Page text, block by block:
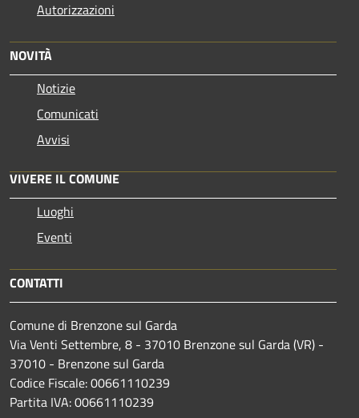
Autorizzazioni
NOVITÀ
Notizie
Comunicati
Avvisi
VIVERE IL COMUNE
Luoghi
Eventi
CONTATTI
Comune di Brenzone sul Garda
Via Venti Settembre, 8 - 37010 Brenzone sul Garda (VR) -
37010 - Brenzone sul Garda
Codice Fiscale: 00661110239
Partita IVA: 00661110239